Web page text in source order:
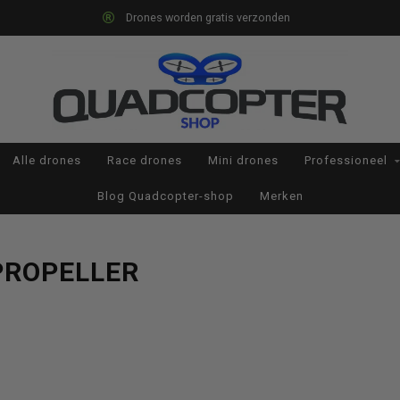
Drones worden gratis verzonden
Alle drones Race drones Mini drones Professioneel
Blog Quadcopter-shop Merken